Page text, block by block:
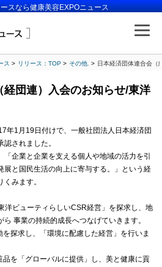
スなら健康美容EXPOニュース
ス リリース：TOP その他. 日本経済団体連合会（
経団連）入会のお知らせ/東洋
年1月19日付けで、一般社団法人日本経済団
されました。
企業と企業を支える個人や地域の活力を引
展と国民生活の向上に寄与する。」という経
みます。
洋ビューティらしいCSR経営」を探求し、地
事業の持続的成長へつなげていきます。
を探求し、「環境に配慮した経営」を行いま
品を「グローバルに提供」し、美と健康に貢